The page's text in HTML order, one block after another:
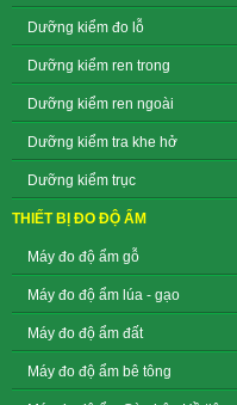
Dưỡng kiểm đo lỗ
Dưỡng kiểm ren trong
Dưỡng kiểm ren ngoài
Dưỡng kiểm tra khe hở
Dưỡng kiểm trục
THIẾT BỊ ĐO ĐỘ ẨM
Máy đo độ ẩm gỗ
Máy đo độ ẩm lúa - gạo
Máy đo độ ẩm đất
Máy đo độ ẩm bê tông